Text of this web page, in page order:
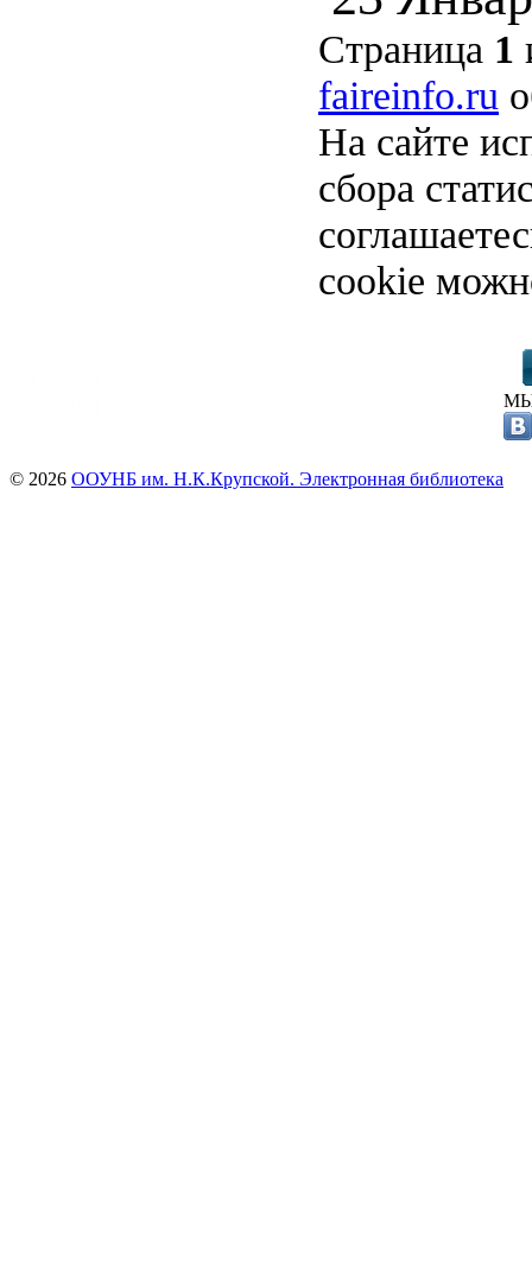
Страница 1
faireinfo.ru
На сайте
сбора
cookie
© 2026 ООУНБ им. Н.К.Крупской. Электронная библиотека